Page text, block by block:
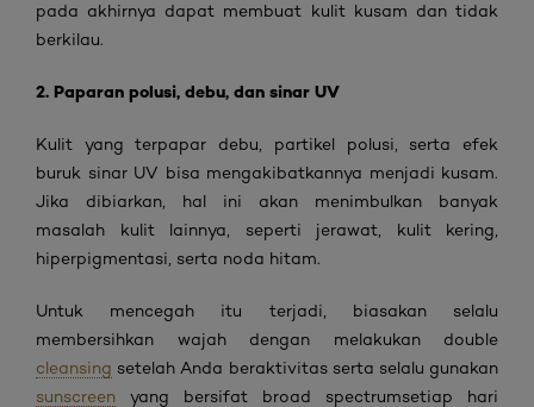
pada akhirnya dapat membuat kulit kusam dan tidak
berkilau.
2. Paparan polusi, debu, dan sinar UV
Kulit yang terpapar debu, partikel polusi, serta efek
buruk sinar UV bisa mengakibatkannya menjadi kusam.
Jika dibiarkan, hal ini akan menimbulkan banyak
masalah kulit lainnya, seperti jerawat, kulit kering,
hiperpigmentasi, serta noda hitam.
Untuk mencegah itu terjadi, biasakan selalu
membersihkan wajah dengan melakukan double
cleansing setelah Anda beraktivitas serta selalu gunakan
sunscreen yang bersifat broad spectrumsetiap hari